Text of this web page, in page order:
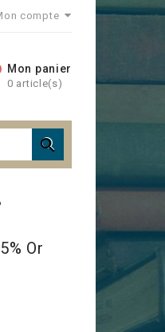
compte
Mon panier
0 article(s)

Or